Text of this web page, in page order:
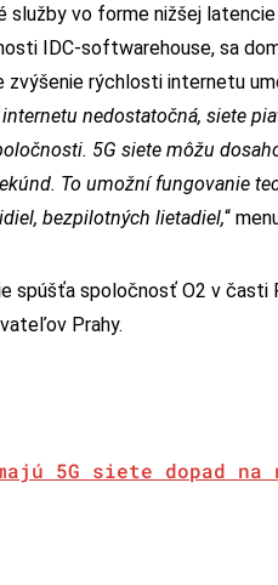
vo forme nižšej
IDC-softwarehouse, sa
rýchlosti internetu
nedostatočná, siete
5G siete môžu
To umožní fungovanie
bezpilotných lietadiel,“
spúšťa spoločnosť O2 v časti
Prahy.
5G siete dopad na